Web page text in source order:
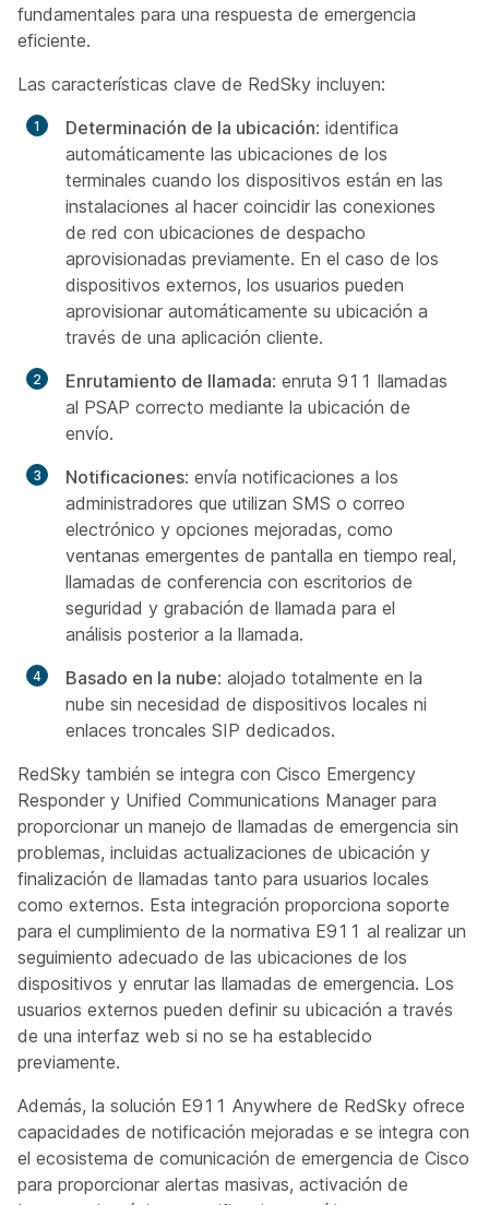
fundamentales para una respuesta de emergencia
eficiente.
Las características clave de RedSky incluyen:
Determinación de la ubicación: identifica
automáticamente las ubicaciones de los
terminales cuando los dispositivos están en las
instalaciones al hacer coincidir las conexiones
de red con ubicaciones de despacho
aprovisionadas previamente. En el caso de los
dispositivos externos, los usuarios pueden
aprovisionar automáticamente su ubicación a
través de una aplicación cliente.
Enrutamiento de llamada: enruta 911 llamadas
al PSAP correcto mediante la ubicación de
envío.
Notificaciones: envía notificaciones a los
administradores que utilizan SMS o correo
electrónico y opciones mejoradas, como
ventanas emergentes de pantalla en tiempo real,
llamadas de conferencia con escritorios de
seguridad y grabación de llamada para el
análisis posterior a la llamada.
Basado en la nube: alojado totalmente en la
nube sin necesidad de dispositivos locales ni
enlaces troncales SIP dedicados.
RedSky también se integra con Cisco Emergency
Responder y Unified Communications Manager para
proporcionar un manejo de llamadas de emergencia sin
problemas, incluidas actualizaciones de ubicación y
finalización de llamadas tanto para usuarios locales
como externos. Esta integración proporciona soporte
para el cumplimiento de la normativa E911 al realizar un
seguimiento adecuado de las ubicaciones de los
dispositivos y enrutar las llamadas de emergencia. Los
usuarios externos pueden definir su ubicación a través
de una interfaz web si no se ha establecido
previamente.
Además, la solución E911 Anywhere de RedSky ofrece
capacidades de notificación mejoradas e se integra con
el ecosistema de comunicación de emergencia de Cisco
para proporcionar alertas masivas, activación de